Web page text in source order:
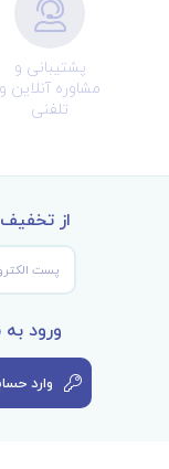
پشتیبانی و
مشاوره آنلاین و
تلفنی
از
ورود
وارد